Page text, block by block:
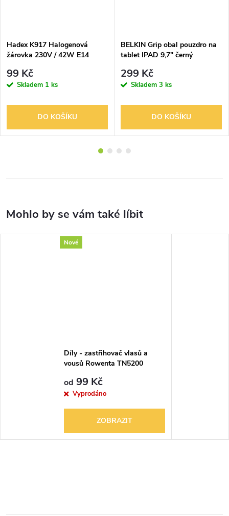
Hadex K917 Halogenová
žárovka 230V / 42W E14
99 Kč
Skladem 1 ks
DO KOŠÍKU
BELKIN Grip obal pouzdro na
tablet IPAD 9,7" černý
299 Kč
Skladem 3 ks
DO KOŠÍKU
Nové
Díly - zastřihovač vlasů a
vousů Rowenta TN5200
od 99 Kč
Vyprodáno
ZOBRAZIT